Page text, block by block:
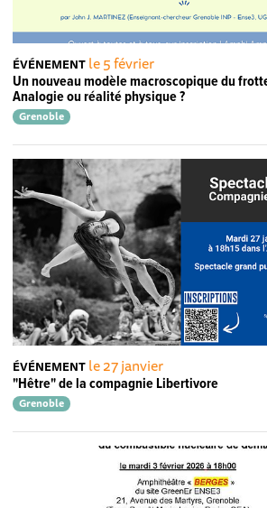
ÉVÉNEMENT le 5 février
Un nouveau modèle macroscopique du
Analogie ou réalité physique ?
Grenoble
ÉVÉNEMENT le 27 janvier
"Hêtre" de la compagnie Libertivore
Grenoble